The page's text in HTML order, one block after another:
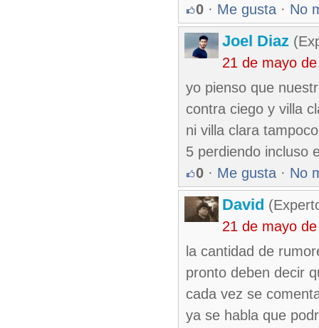
0 · Me gusta · No
Joel Diaz
21 de mayo
yo pienso que
contra ciego y villa
ni villa clara
5 perdiendo incluso
0 · Me gusta · No
David
21 de mayo
la cantidad de
pronto deben decir
cada vez se
ya se habla que